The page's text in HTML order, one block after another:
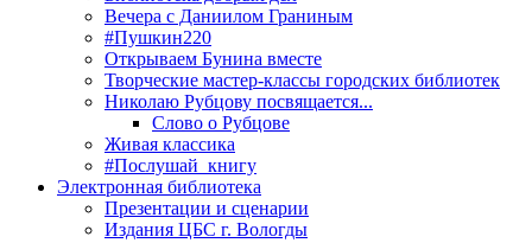
Вечера с Даниилом Граниным
#Пушкин220
Открываем Бунина вместе
Творческие мастер-классы городских библиотек
Николаю Рубцову посвящается...
Слово о Рубцове
Живая классика
#Послушай_книгу
Электронная библиотека
Презентации и сценарии
Издания ЦБС г. Вологды